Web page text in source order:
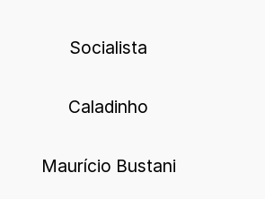
Socialista
Caladinho
Maurício Bustani